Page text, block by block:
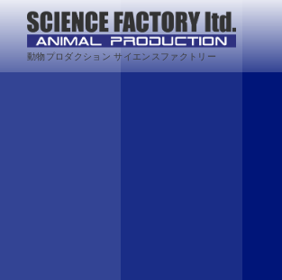
動物プロダクション サイエンスファクトリー